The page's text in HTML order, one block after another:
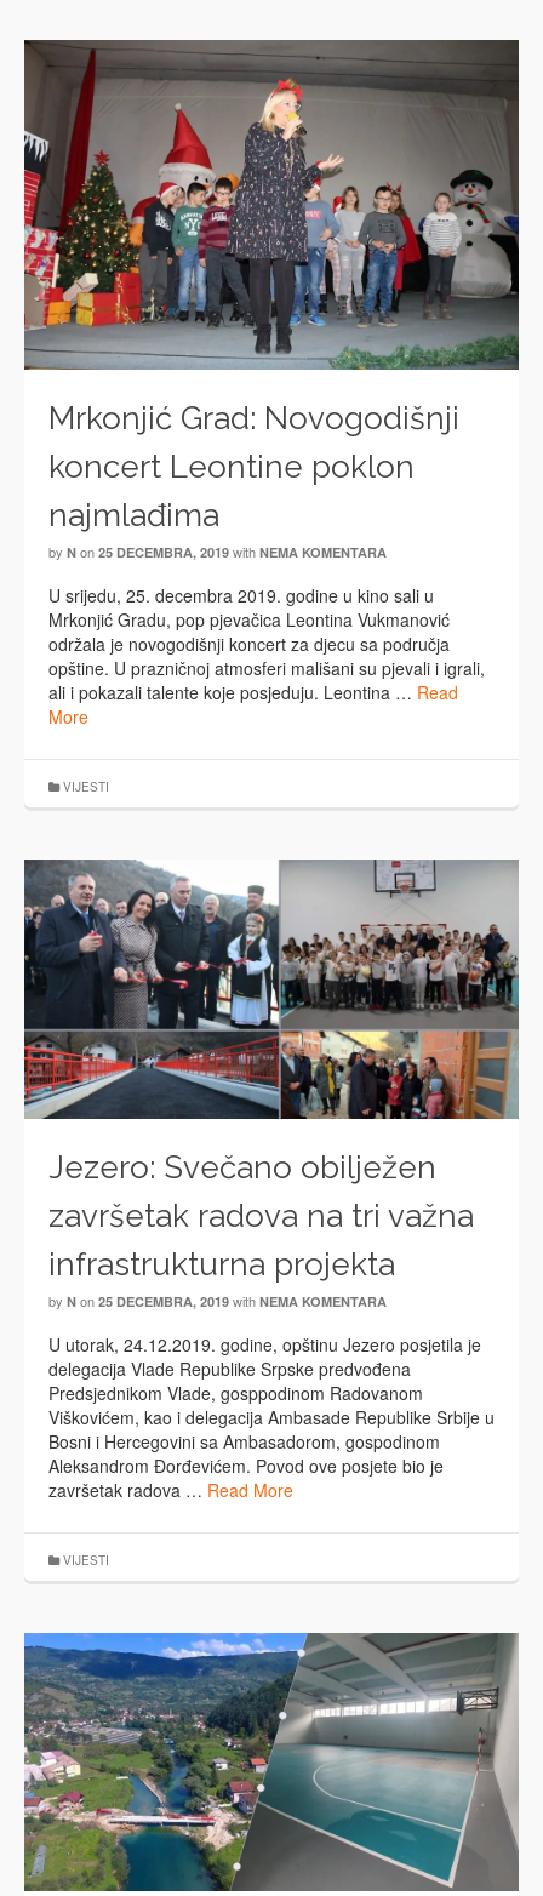
Mrkonjić Grad: Novogodišnji
koncert Leontine poklon
najmlađima
by N on 25 DECEMBRA, 2019 with NEMA KOMENTARA
U srijedu, 25. decembra 2019. godine u kino sali u
Mrkonjić Gradu, pop pjevačica Leontina Vukmanović
održala je novogodišnji koncert za djecu sa područja
opštine. U prazničnoj atmosferi mališani su pjevali i igrali,
ali i pokazali talente koje posjeduju. Leontina … Read
More
VIJESTI
Jezero: Svečano obilježen
završetak radova na tri važna
infrastrukturna projekta
by N on 25 DECEMBRA, 2019 with NEMA KOMENTARA
U utorak, 24.12.2019. godine, opštinu Jezero posjetila je
delegacija Vlade Republike Srpske predvođena
Predsjednikom Vlade, gosppodinom Radovanom
Viškovićem, kao i delegacija Ambasade Republike Srbije u
Bosni i Hercegovini sa Ambasadorom, gospodinom
Aleksandrom Đorđevićem. Povod ove posjete bio je
završetak radova … Read More
VIJESTI